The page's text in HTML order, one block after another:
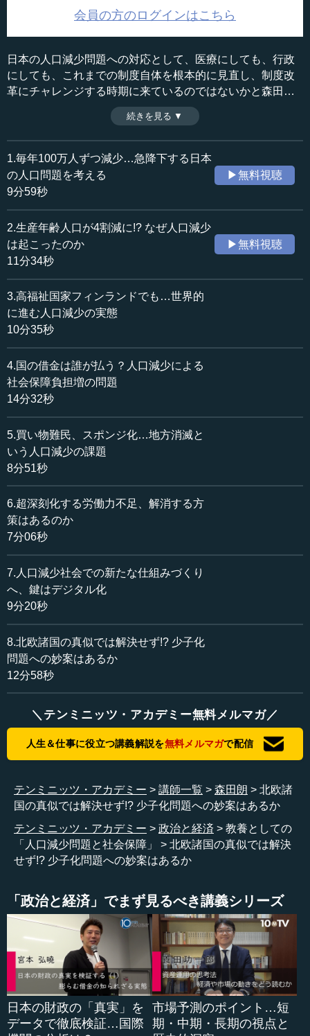
会員の方のログインはこちら
日本の人口減少問題への対応として、医療にしても、行政
にしても、これまでの制度自体を根本的に見直し、制度改
革にチャレンジする時期に来ているのではないかと森田氏
は言う。その際、メディアでよく取り上げられる北欧諸国
がお手本になるが、はたして彼らが生み出した制度は日本
でも通用するのだろうか。関係人口の問題とマルチ・ハビ
テーションの可能性などと合わせて解説する。講演終了後
の質疑応答編。（2024年7月13日開催:早稲田大学Life
Redesign College〈LRC〉講座より、全8話中第8話）
収録日：2024年7月13日
追加日：2024年12月17日
カテゴリー：
社会・福祉
≪全文≫
●2010年頃から指摘も…認識が遅れてしまった人口
減少・少子化問題
［質問］
1：日本の少子化を解消するために「20代、30代の女性
に頑張ってもらう」とのことですが、男性側の課題も多く
（非正規雇用が多いなど）、社会全体の仕組みが問題では
ないでしょうか。
2：「ヨーロッパ各国も出生率が下がっている」とのこと
ですが、ヨーロッパは1990年代から2000年代にかけて社会
の保障のあり方を変え、出生率を上げたのではないでしょ
うか。
3：高齢者が働かざるを得ない状況になったのは、そもそ
も日本が長年、政治的に無策だったためではないでしょう
か。
森田 はい。1番目は（前回までの講義の中での）私の言い
方に確かに問題があったと思いますし、若干、刺激的にそ
う言った部分もあります。要するに、少子化の問題の場
合、女性と男性でどうしても役割が変わってきます。その
意味でいえば、もちろん男性の側にそれなりの負担をきち
んと負うような仕組みをつくるのはいうまでもありませ
ん。
ただ、今非常に気になっているのが、意識の問題として
「女性は子どもを作りたいのだけど制度的な障害がとても
大きい」のかというと、必ずしもそうはいえないと感じて
います。そのためにフィンランドの例も取り上げました。
声をもっと強く出してもらいたいと思います。
2点目について、ヨーロッパで出生率が上がったというこ
ウェーデンです。両国とも一時下がった出生率が上がって
います。
ただ、これも専門家の受け売りで私自身が検証したわけ
ではないのですが、フランスの場合もベースラインとして
の出生率はあまり下がっていません。ずっと日本よりも高
のが、どうも実際のところのようです。
なぜそういうことが起こったかというと、現在はいろい
ろな形で、いつ子どもを生むか（という調査データ）につ
いて、かなり調整ができます。その意味でいうと、経済的
に非常に落ち込んでいるときには出産（出生）が減り、景
気が良くなってくると出生が増えてくる。それを均してみ
た場合、だいたいフラットなラインで、フランスも元に戻
ったということです。特に政策が成功して落ちるカーブを
続きを見る ▼
1.毎年100万人ずつ減少…急降下する日本
の人口問題を考える
9分59秒
▶無料視聴
2.生産年齢人口が4割減に!? なぜ人口減少
は起こったのか
11分34秒
▶無料視聴
3.高福祉国家フィンランドでも…世界的
に進む人口減少の実態
10分35秒
4.国の借金は誰が払う？人口減少による
社会保障負担増の問題
14分32秒
5.買い物難民、スポンジ化…地方消滅と
いう人口減少の課題
8分51秒
6.超深刻化する労働力不足、解消する方
策はあるのか
7分06秒
7.人口減少社会での新たな仕組みづくり
へ、鍵はデジタル化
9分20秒
8.北欧諸国の真似では解決せず!? 少子化
問題への妙案はあるか
12分58秒
＼テンミニッツ・アカデミー無料メルマガ／
人生＆仕事に役立つ講義解説を無料メルマガで配信
テンミニッツ・アカデミー 講師一覧 森田朗
北欧諸
国の真似では解決せず!? 少子化問題への妙案はあるか
テンミニッツ・アカデミー
政治と経済
教養としての
「人口減少問題と社会保障」
北欧諸国の真似では解決
せず!? 少子化問題への妙案はあるか
「政治と経済」でまず見るべき講義シリーズ
日本の財政の「真実」を
データで徹底検証…国際
市場予測のポイント…短
期・中期・長期の視点と